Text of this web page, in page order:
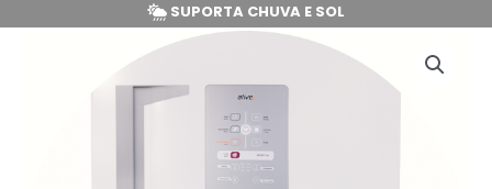
SUPORTA CHUVA E SOL